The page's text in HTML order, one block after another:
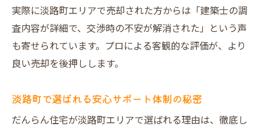
実際に淡路町エリアで売却された方からは「建築士の調
査内容が詳細で、交渉時の不安が解消された」という声
も寄せられています。プロによる客観的な評価が、より
良い売却を後押しします。
淡路町で選ばれる安心サポート体制の秘密
だんらん住宅が淡路町エリアで選ばれる理由は、徹底し